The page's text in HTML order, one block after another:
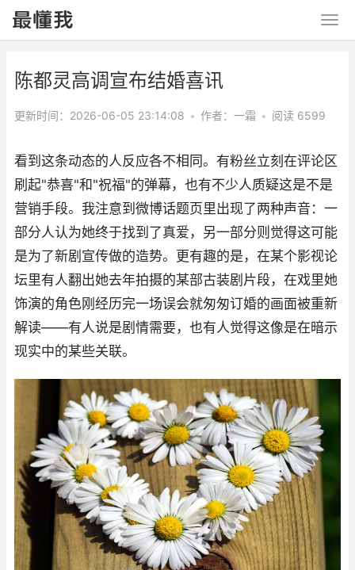
陈都灵高调宣布结婚喜讯
更新时间：2026-06-05 23:14:08 • 作者：一霜 • 阅读 6599
看到这条动态的人反应各不相同。有粉丝立刻在评论区
刷起"恭喜"和"祝福"的弹幕，也有不少人质疑这是不是
营销手段。我注意到微博话题页里出现了两种声音：一
部分人认为她终于找到了真爱，另一部分则觉得这可能
是为了新剧宣传做的造势。更有趣的是，在某个影视论
坛里有人翻出她去年拍摄的某部古装剧片段，在戏里她
饰演的角色刚经历完一场误会就匆匆订婚的画面被重新
解读——有人说是剧情需要，也有人觉得这像是在暗示
现实中的某些关联。